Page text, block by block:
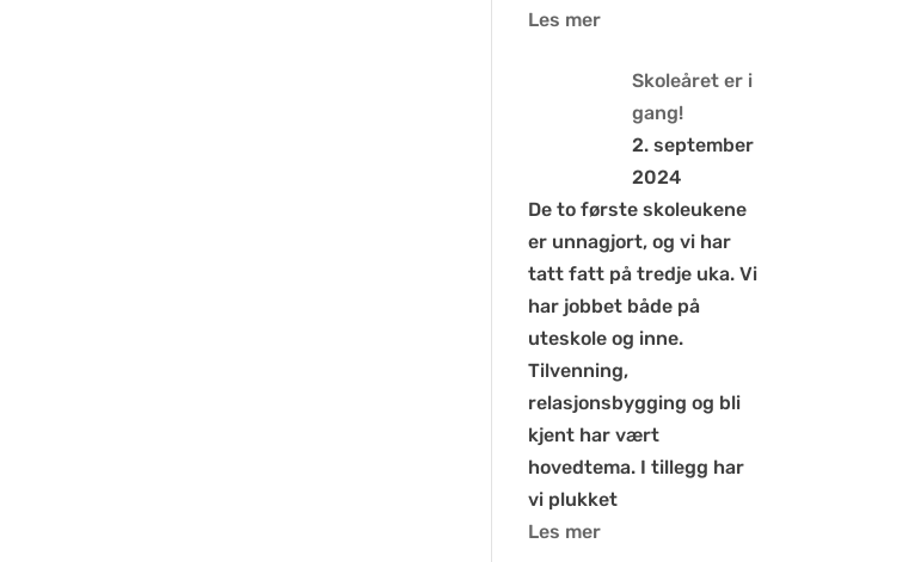
Les mer
Skoleåret er i
gang!
2. september
2024
De to første skoleukene
er unnagjort, og vi har
tatt fatt på tredje uka. Vi
har jobbet både på
uteskole og inne.
Tilvenning,
relasjonsbygging og bli
kjent har vært
hovedtema. I tillegg har
vi plukket
Les mer